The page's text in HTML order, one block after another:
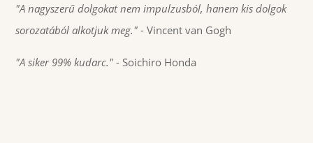
"A nagyszerű dolgokat nem impulzusból, hanem kis dolgok
sorozatából alkotjuk meg." - Vincent van Gogh
"A siker 99% kudarc." - Soichiro Honda